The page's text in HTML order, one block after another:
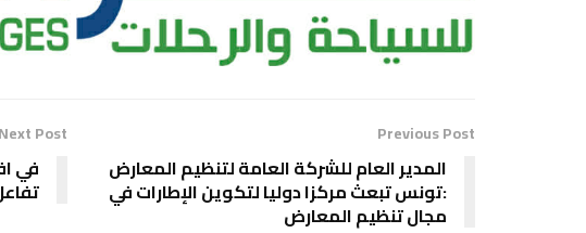
Previous Post
المدير العام للشركة العامة لتنظيم المعارض
:تونس تبعث مركزا دوليا لتكوين الإطارات في
مجال تنظيم المعارض
Next Post
في